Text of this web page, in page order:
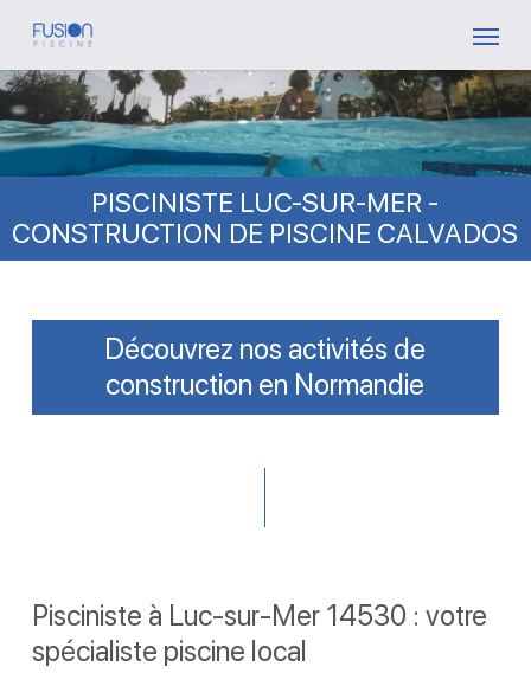
Skip
main
content
PISCINISTE LUC-SUR-MER -
CONSTRUCTION DE PISCINE CALVADOS
Découvrez nos activités de
construction en Normandie
Pisciniste à Luc-sur-Mer 14530 : votre
spécialiste piscine local